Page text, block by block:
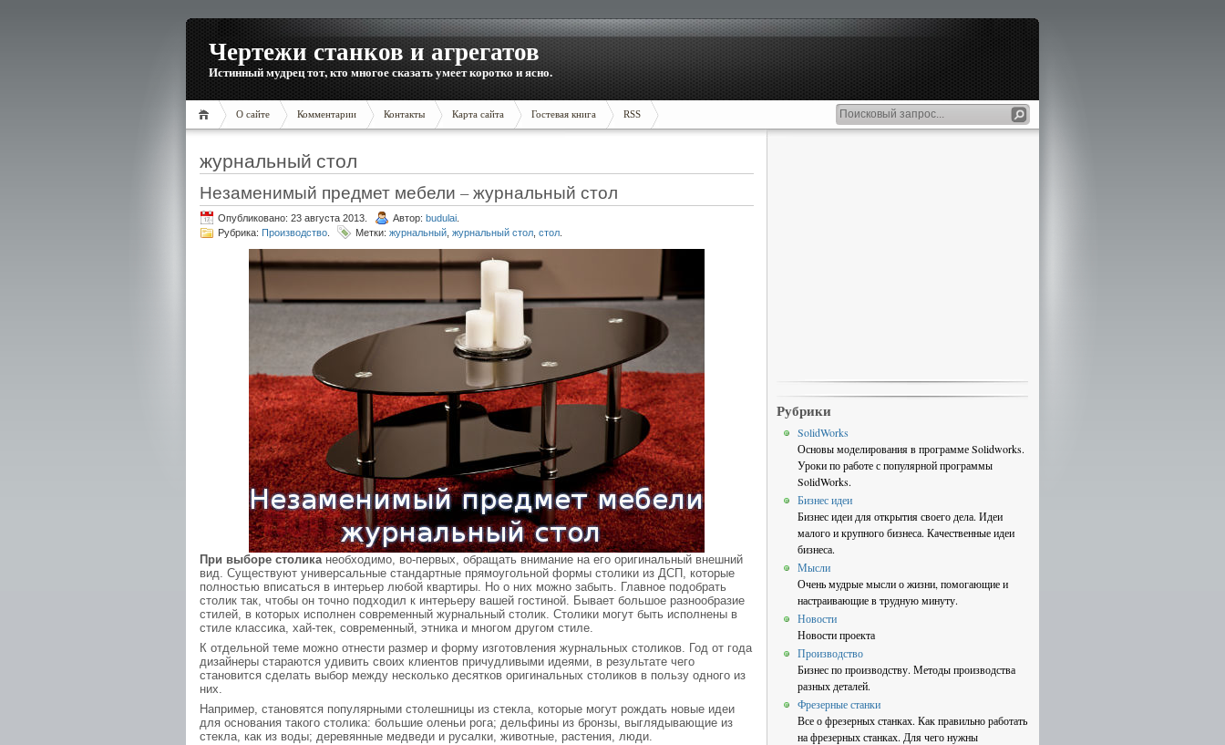
Чертежи станков и агрегатов
Истинный мудрец тот, кто многое сказать умеет коротко и ясно.
О сайте Комментарии Контакты Карта сайта Гостевая книга RSS
журнальный стол
Незаменимый предмет мебели – журнальный стол
Опубликовано: 23 августа 2013. Автор: budulai
Рубрика: Производство Метки: журнальный журнальный стол стол
При выборе столиканеобходимо, во-первых, обращать внимание на его оригинальный внешний
вид. Существуют универсальные стандартные прямоугольной формы столики из ДСП, которые
полностью вписаться в интерьер любой квартиры. Но о них можно забыть. Главное подобрать
столик так, чтобы он точно подходил к интерьеру вашей гостиной. Бывает большое разнообразие
стилей, в которых исполнен современный журнальный столик. Столики могут быть исполнены в
стиле классика, хай-тек, современный, этника и многом другом стиле.
К отдельной теме можно отнести размер и форму изготовления журнальных столиков. Год от года
дизайнеры стараются удивить своих клиентов причудливыми идеями, в результате чего
становится сделать выбор между несколько десятков оригинальных столиков в пользу одного из
них.
Например, становятся популярными столешницы из стекла, которые могут рождать новые идеи
для основания такого столика: большие оленьи рога; дельфины из бронзы, выглядывающие из
стекла, как из воды; деревянные медведи и русалки, животные, растения, люди.
Рубрики
SolidWorks
Основы моделирования в программе Solidworks.
Уроки по работе с популярной программы
SolidWorks.
Бизнес идеи
Бизнес идеи для открытия своего дела. Идеи
малого и крупного бизнеса. Качественные идеи
бизнеса.
Мысли
Очень мудрые мысли о жизни, помогающие и
настраивающие в трудную минуту.
Новости
Новости проекта
Производство
Бизнес по производству. Методы производства
разных деталей.
Фрезерные станки
Все о фрезерных станках. Как правильно работать
на фрезерных станках. Для чего нужны